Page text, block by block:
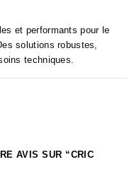
et performants pour le
solutions robustes,
techniques.
AVIS SUR “CRIC